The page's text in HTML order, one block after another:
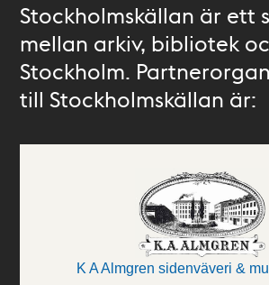
Stockholmskällan är ett
mellan arkiv, bibliotek
Stockholm.
till Stockholmskällan är:
K A Almgren sidenväveri &